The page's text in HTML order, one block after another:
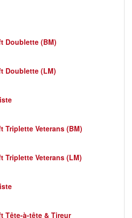
Doublette (BM)
Doublette (LM)
Triplette Veterans (BM)
Triplette Veterans (LM)
Tête-à-tête & Tireur